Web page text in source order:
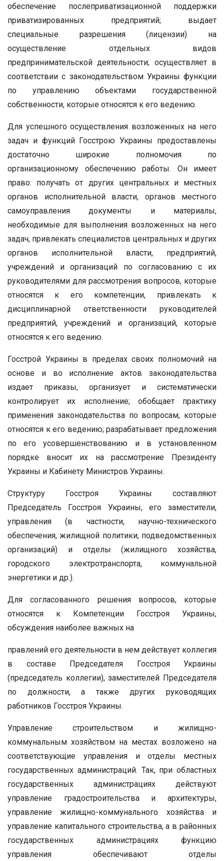
обеспечение послеприватизационной поддержки
приватизированных предприятий; выдает
специальные разрешения (лицензии) на
осуществление отдельных видов
предпринимательской деятельности; осуществляет в
соответствии с законодательством Украины функции
по управлению объектами государственной
собственности, которые относятся к его ведению.
Для успешного осуществления возложенных на него
задач и функций Госстрою Украины предоставлены
достаточно широкие полномочия по
организационному обеспечению работы. Он имеет
право: получать от других центральных и местных
органов исполнительной власти, органов местного
самоуправления документы и материалы,
необходимые для выполнения возложенных на него
задач, привлекать специалистов центральных и других
органов исполнительной власти, предприятий,
учреждений и организаций по согласованию с их
руководителями для рассмотрения вопросов, которые
относятся к его компетенции, привлекать к
дисциплинарной ответственности руководителей
предприятий, учреждений и организаций, которые
относятся к его ведению.
Госстрой Украины в пределах своих полномочий на
основе и во исполнение актов законодательства
издает приказы, организует и систематически
контролирует их исполнение; обобщает практику
применения законодательства по вопросам, которые
относятся к его ведению; разрабатывает предложения
по его усовершенствованию и в установленном
порядке вносит их на рассмотрение Президенту
Украины и Кабинету Министров Украины.
Структуру Госстроя Украины составляют
Председатель Госстроя Украины, его заместители,
управления (в частности, научно-технического
обеспечения, жилищной политики, подведомственных
организаций) и отделы (жилищного хозяйства,
городского электротранспорта, коммунальной
энергетики и др.).
Для согласованного решения вопросов, которые
относятся к Компетенции Госстроя Украины,
обсуждения наиболее важных на
правлений его деятельности в нем действует коллегия
в составе Председателя Госстроя Украины
(председатель коллегии), заместителей Председателя
по должности, а также других руководящих
работников Госстроя Украины.
Управление строительством и жилищно-
коммунальным хозяйством на местах возложено на
соответствующие управления и отделы местных
государственных администраций. Так, при областных
государственных администрациях действуют
управление градостроительства и архитектуры,
управление жилищно-коммунального хозяйства и
управление капитального строительства, а в районных
государственных администрациях функцию
управления обеспечивают отделы